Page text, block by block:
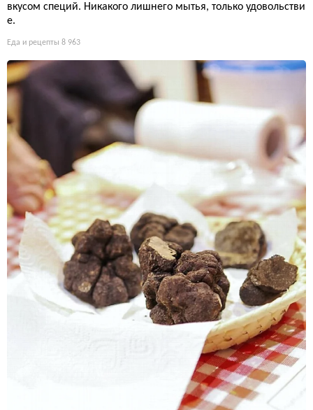
вкусом специй. Никакого лишнего мытья, только удовольстви
е.
Еда и рецепты 8 963